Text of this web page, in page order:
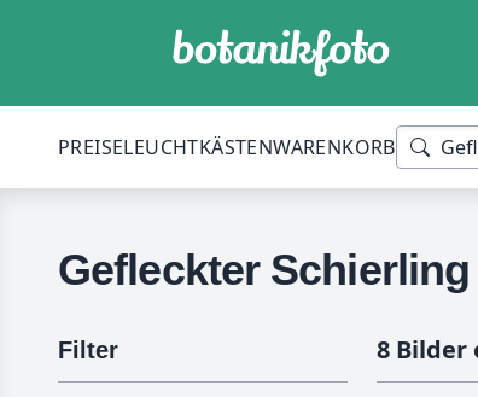
PREISELEUCHTKÄSTENWARENKORB
Gefleckter Schierling
Filter 8 Bilder